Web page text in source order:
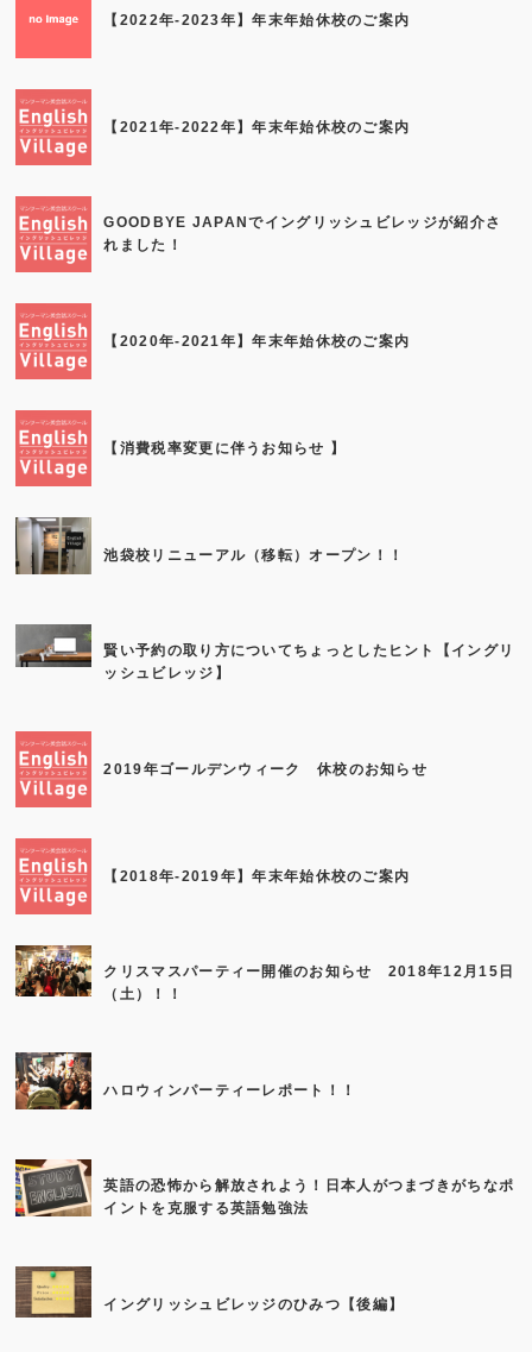
【2022年-2023年】年末年始休校のご案内
【2021年-2022年】年末年始休校のご案内
GOODBYE JAPANでイングリッシュビレッジが紹介さ
れました！
【2020年-2021年】年末年始休校のご案内
【消費税率変更に伴うお知らせ 】
池袋校リニューアル（移転）オープン！！
賢い予約の取り方についてちょっとしたヒント【イングリ
ッシュビレッジ】
2019年ゴールデンウィーク 休校のお知らせ
【2018年-2019年】年末年始休校のご案内
クリスマスパーティー開催のお知らせ 2018年12月15日
（土）！！
ハロウィンパーティーレポート！！
英語の恐怖から解放されよう！日本人がつまづきがちなポ
イントを克服する英語勉強法
イングリッシュビレッジのひみつ【後編】